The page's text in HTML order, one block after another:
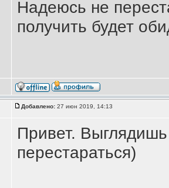
Надеюсь не
получить будет
Добавлено:27 июн 2019, 14:13
Привет.
перестараться)